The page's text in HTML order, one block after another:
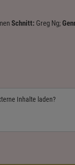
Schnitt: Greg Ng;
Inhalte laden?